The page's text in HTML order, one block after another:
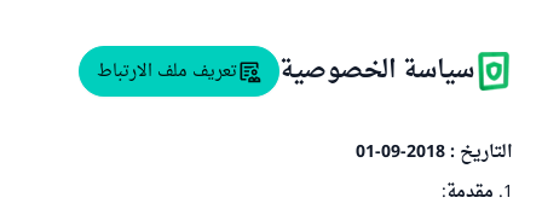
سياسة الخصوصية تعريف ملف الارتباط
التاريخ : 2018-09-01
1. مقدمة: